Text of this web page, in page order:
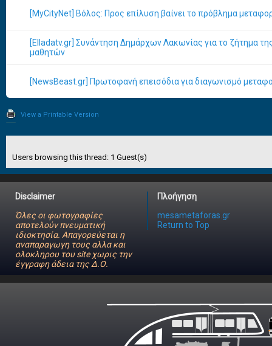
[MyCityNet] Βόλος: Προς επίλυση βαίνει το πρόβλημα
[Elladatv.gr] Συνάντηση Δημάρχων Λακωνίας για το ζήτημα
μαθητών
[NewsBeast.gr] Πρωτοφανή επεισόδια για διαγωνισμό
View a Printable Version
Users browsing this thread: 1 Guest(s)
Disclaimer
Όλες οι φωτογραφίες
αποτελούν πνευματική
ιδιοκτησία. Απαγορεύεται η
αναπαραγωγη τους αλλα και
ολοκληρου του site χωρις την
έγγραφη άδεια της Δ.Ο.
Πλοήγηση
mesametaforas.gr
Return to Top